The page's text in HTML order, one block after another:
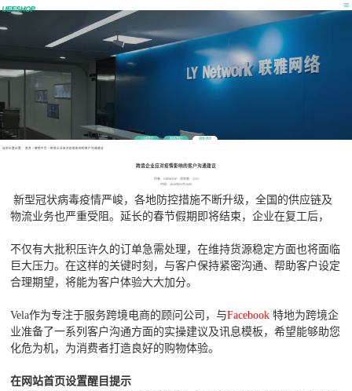
公司简介 联系我们 最新消息
当前位置位置： 首页 > 营销干货> 跨境企业应对疫情影响的客户沟通建议
跨境企业应对疫情影响的客户沟通建议
作者：UEESHOP 浏览数：2232
时间：2020年02月16日
新型冠状病毒疫情严峻，各地防控措施不断升级，全国的供应链及
物流业务也严重受阻。延长的春节假期即将结束，企业在复工后，
不仅有大批积压许久的订单急需处理，在维持货源稳定方面也将面临
巨大压力。在这样的关键时刻，与客户保持紧密沟通、帮助客户设定
合理期望，将能为客户体验大大加分。
Vela作为专注于服务跨境电商的顾问公司，与Facebook 特地为跨境企
业准备了一系列客户沟通方面的实操建议及讯息模板，希望能够助您
化危为机，为消费者打造良好的购物体验。
在网站首页设置醒目提示